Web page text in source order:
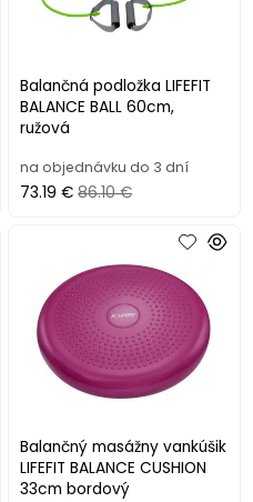
Balančná podložka LIFEFIT
BALANCE BALL 60cm,
ružová
na objednávku do 3 dní
73.19 € 86.10 €
Balančný masážny vankúšik
LIFEFIT BALANCE CUSHION
33cm bordový